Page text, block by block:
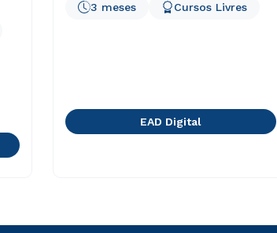
3 meses Cursos Livres
EAD Digital